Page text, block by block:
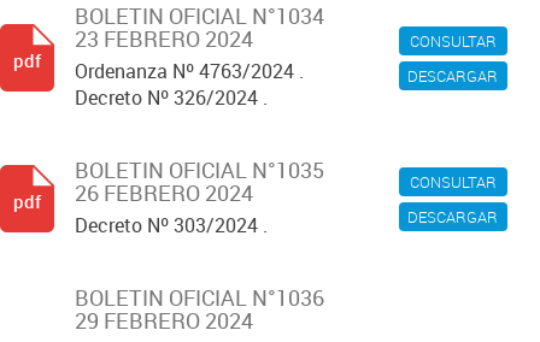
CONSULTAR
DESCARGAR
BOLETIN OFICIAL N°1034
23 FEBRERO 2024
Ordenanza Nº 4763/2024 .
Decreto Nº 326/2024 .
pdf
CONSULTAR
DESCARGAR
BOLETIN OFICIAL N°1035
26 FEBRERO 2024
Decreto Nº 303/2024 .
pdf
BOLETIN OFICIAL N°1036
29 FEBRERO 2024